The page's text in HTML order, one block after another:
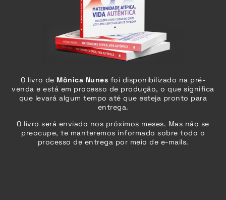
O livro de Mônica Nunes foi disponibilizado na pré-
venda e está em processo de produção, o que significa
que levará algum tempo até que esteja pronto para
entrega.
O livro será enviado nos próximos meses. Mas não se
preocupe, te manteremos informado sobre todo o
processo de entrega por meio de e-mails.